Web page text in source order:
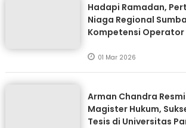
Hadapi Ramadan,
Niaga Regional
Kompetensi Operator
01 Mar 2026
Arman Chandra
Magister Hukum,
Tesis di Universitas